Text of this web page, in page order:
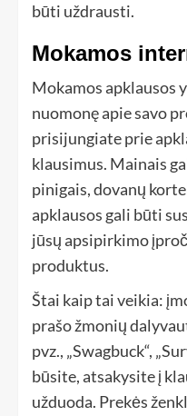
būti uždrausti.
Mokamos
Mokamos apklausos
nuomonę apie savo
prisijungiate prie
klausimus. Mainais
pinigais, dovanų
apklausos gali būti
jūsų apsipirkimo
produktus.
Štai kaip tai veikia:
prašo žmonių
pvz., „Swagbuck“,
būsite, atsakysite į
užduoda. Prekės